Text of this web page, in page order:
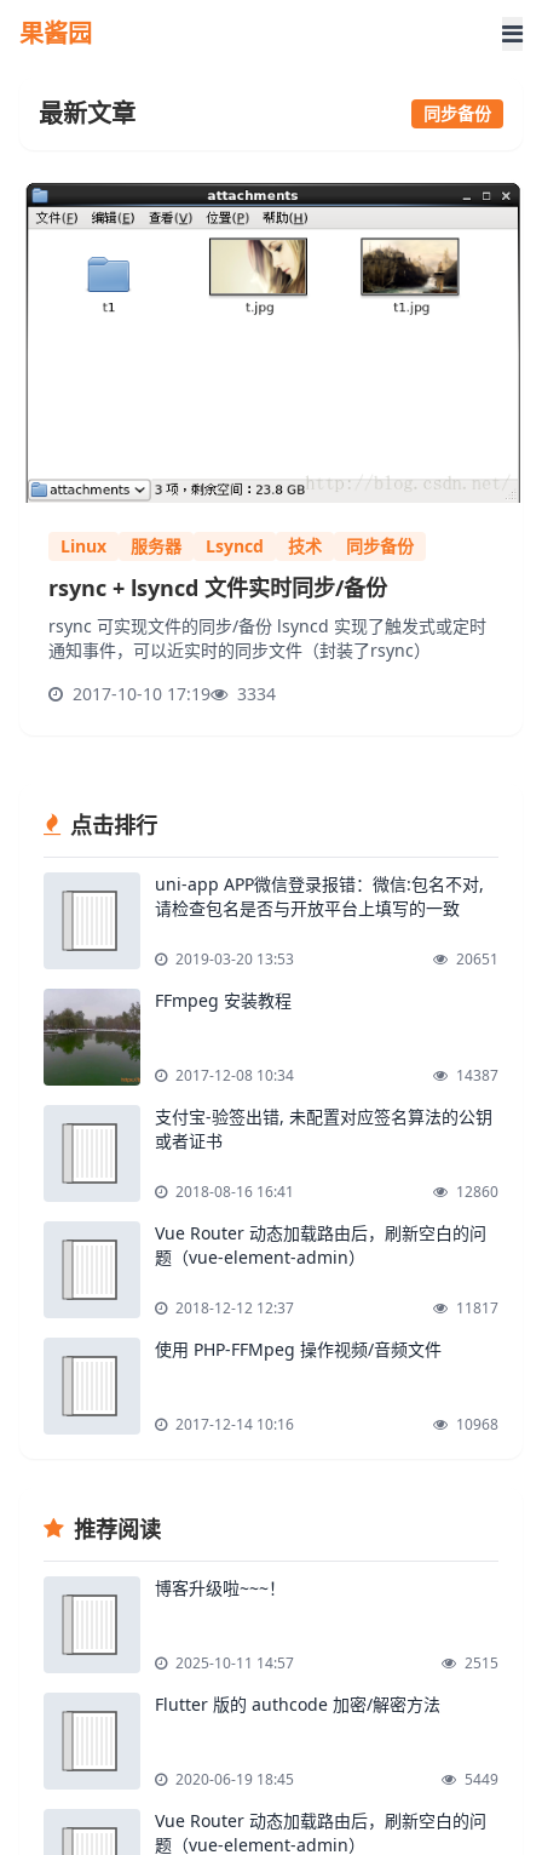
果酱园
最新文章 同步备份
Linux 服务器 Lsyncd 技术 同步备份
rsync + lsyncd 文件实时同步/备份
rsync 可实现文件的同步/备份 lsyncd 实现了触发式或定时
通知事件，可以近实时的同步文件（封装了rsync）
2017-10-10 17:19
3334
点击排行
uni-app APP微信登录报错：微信:包名不对,
请检查包名是否与开放平台上填写的一致
2019-03-20 13:53 20651
FFmpeg 安装教程
2017-12-08 10:34 14387
支付宝-验签出错, 未配置对应签名算法的公钥
或者证书
2018-08-16 16:41 12860
Vue Router 动态加载路由后，刷新空白的问
题（vue-element-admin）
2018-12-12 12:37 11817
使用 PHP-FFMpeg 操作视频/音频文件
2017-12-14 10:16 10968
推荐阅读
博客升级啦~~~！
2025-10-11 14:57 2515
Flutter 版的 authcode 加密/解密方法
2020-06-19 18:45 5449
Vue Router 动态加载路由后，刷新空白的问
题（vue-element-admin）